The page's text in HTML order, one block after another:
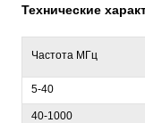
Технические
Частота МГц
5-40
40-1000